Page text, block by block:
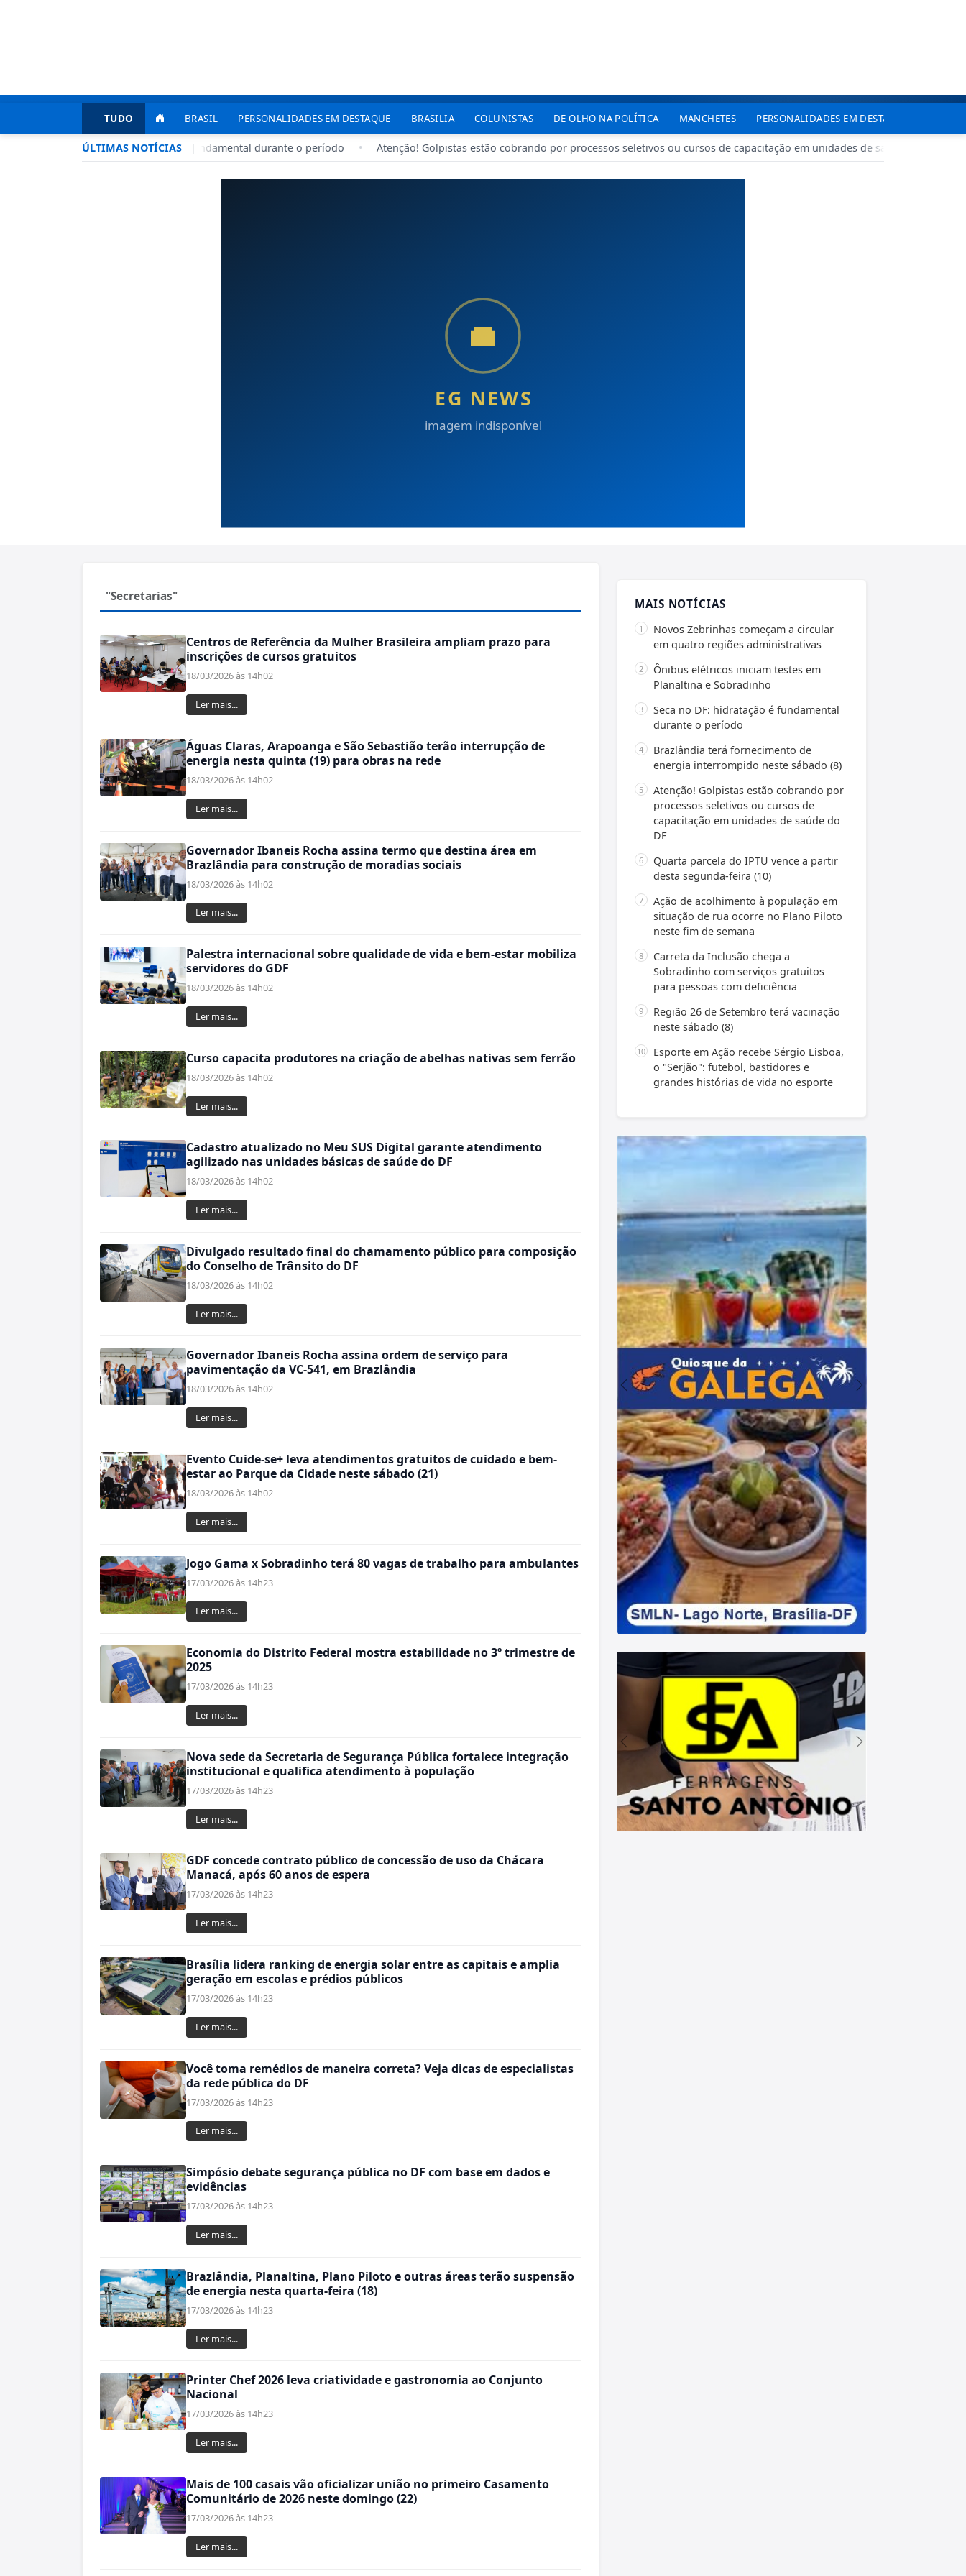
TUDO BRASIL PERSONALIDADES EM DESTAQUE BRASILIA COLUNISTAS DE OLHO NA POLÍTICA MANCHETES PERSONALIDADES EM DESTAQUE
ÚLTIMAS NOTÍCIAS |
Seca no DF: hidratação é fundamental durante o período Atenção! Golpistas estão cobrando por processos seletivos ou cursos de capacitação em unidades de saúde do DF
"Secretarias"
Centros de Referência da Mulher Brasileira ampliam prazo para
inscrições de cursos gratuitos
18/03/2026 às 14h02
Ler mais...
Águas Claras, Arapoanga e São Sebastião terão interrupção de
energia nesta quinta (19) para obras na rede
18/03/2026 às 14h02
Ler mais...
Governador Ibaneis Rocha assina termo que destina área em
Brazlândia para construção de moradias sociais
18/03/2026 às 14h02
Ler mais...
Palestra internacional sobre qualidade de vida e bem-estar mobiliza
servidores do GDF
18/03/2026 às 14h02
Ler mais...
Curso capacita produtores na criação de abelhas nativas sem ferrão
18/03/2026 às 14h02
Ler mais...
Cadastro atualizado no Meu SUS Digital garante atendimento
agilizado nas unidades básicas de saúde do DF
18/03/2026 às 14h02
Ler mais...
Divulgado resultado final do chamamento público para composição
do Conselho de Trânsito do DF
18/03/2026 às 14h02
Ler mais...
Governador Ibaneis Rocha assina ordem de serviço para
pavimentação da VC-541, em Brazlândia
18/03/2026 às 14h02
Ler mais...
Evento Cuide-se+ leva atendimentos gratuitos de cuidado e bem-
estar ao Parque da Cidade neste sábado (21)
18/03/2026 às 14h02
Ler mais...
Jogo Gama x Sobradinho terá 80 vagas de trabalho para ambulantes
17/03/2026 às 14h23
Ler mais...
Economia do Distrito Federal mostra estabilidade no 3º trimestre de
2025
17/03/2026 às 14h23
Ler mais...
Nova sede da Secretaria de Segurança Pública fortalece integração
institucional e qualifica atendimento à população
17/03/2026 às 14h23
Ler mais...
GDF concede contrato público de concessão de uso da Chácara
Manacá, após 60 anos de espera
17/03/2026 às 14h23
Ler mais...
Brasília lidera ranking de energia solar entre as capitais e amplia
geração em escolas e prédios públicos
17/03/2026 às 14h23
Ler mais...
Você toma remédios de maneira correta? Veja dicas de especialistas
da rede pública do DF
17/03/2026 às 14h23
Ler mais...
Simpósio debate segurança pública no DF com base em dados e
evidências
17/03/2026 às 14h23
Ler mais...
Brazlândia, Planaltina, Plano Piloto e outras áreas terão suspensão
de energia nesta quarta-feira (18)
17/03/2026 às 14h23
Ler mais...
Printer Chef 2026 leva criatividade e gastronomia ao Conjunto
Nacional
17/03/2026 às 14h23
Ler mais...
Mais de 100 casais vão oficializar união no primeiro Casamento
Comunitário de 2026 neste domingo (22)
17/03/2026 às 14h23
Ler mais...
MAIS NOTÍCIAS
Novos Zebrinhas começam a circular
em quatro regiões administrativas
Ônibus elétricos iniciam testes em
Planaltina e Sobradinho
Seca no DF: hidratação é fundamental
durante o período
Brazlândia terá fornecimento de
energia interrompido neste sábado (8)
Atenção! Golpistas estão cobrando por
processos seletivos ou cursos de
capacitação em unidades de saúde do
DF
Quarta parcela do IPTU vence a partir
desta segunda-feira (10)
Ação de acolhimento à população em
situação de rua ocorre no Plano Piloto
neste fim de semana
Carreta da Inclusão chega a
Sobradinho com serviços gratuitos
para pessoas com deficiência
Região 26 de Setembro terá vacinação
neste sábado (8)
Esporte em Ação recebe Sérgio Lisboa,
o "Serjão": futebol, bastidores e
grandes histórias de vida no esporte